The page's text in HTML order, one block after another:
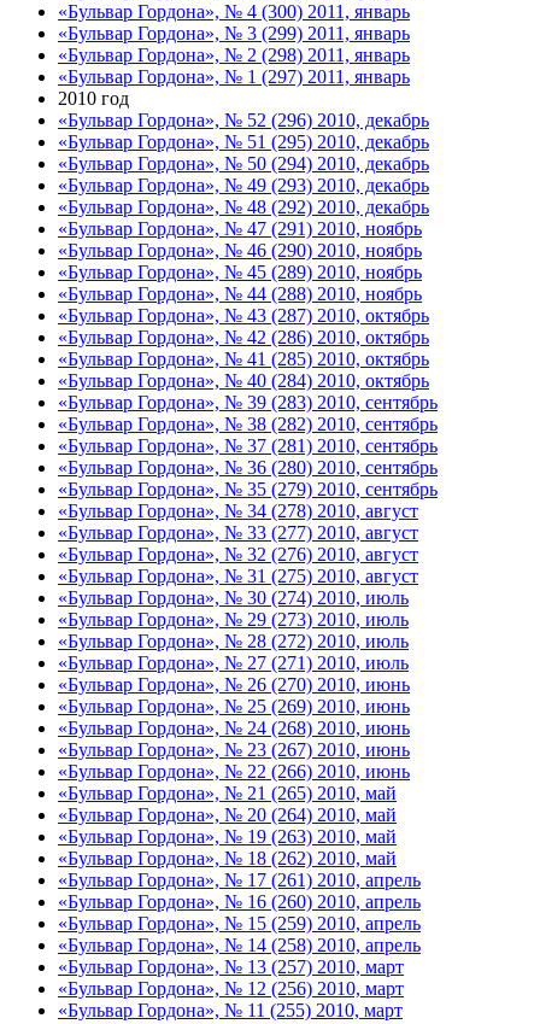
«Бульвар Гордона», № 4 (300) 2011, январь
«Бульвар Гордона», № 3 (299) 2011, январь
«Бульвар Гордона», № 2 (298) 2011, январь
«Бульвар Гордона», № 1 (297) 2011, январь
2010 год
«Бульвар Гордона», № 52 (296) 2010, декабрь
«Бульвар Гордона», № 51 (295) 2010, декабрь
«Бульвар Гордона», № 50 (294) 2010, декабрь
«Бульвар Гордона», № 49 (293) 2010, декабрь
«Бульвар Гордона», № 48 (292) 2010, декабрь
«Бульвар Гордона», № 47 (291) 2010, ноябрь
«Бульвар Гордона», № 46 (290) 2010, ноябрь
«Бульвар Гордона», № 45 (289) 2010, ноябрь
«Бульвар Гордона», № 44 (288) 2010, ноябрь
«Бульвар Гордона», № 43 (287) 2010, октябрь
«Бульвар Гордона», № 42 (286) 2010, октябрь
«Бульвар Гордона», № 41 (285) 2010, октябрь
«Бульвар Гордона», № 40 (284) 2010, октябрь
«Бульвар Гордона», № 39 (283) 2010, сентябрь
«Бульвар Гордона», № 38 (282) 2010, сентябрь
«Бульвар Гордона», № 37 (281) 2010, сентябрь
«Бульвар Гордона», № 36 (280) 2010, сентябрь
«Бульвар Гордона», № 35 (279) 2010, сентябрь
«Бульвар Гордона», № 34 (278) 2010, август
«Бульвар Гордона», № 33 (277) 2010, август
«Бульвар Гордона», № 32 (276) 2010, август
«Бульвар Гордона», № 31 (275) 2010, август
«Бульвар Гордона», № 30 (274) 2010, июль
«Бульвар Гордона», № 29 (273) 2010, июль
«Бульвар Гордона», № 28 (272) 2010, июль
«Бульвар Гордона», № 27 (271) 2010, июль
«Бульвар Гордона», № 26 (270) 2010, июнь
«Бульвар Гордона», № 25 (269) 2010, июнь
«Бульвар Гордона», № 24 (268) 2010, июнь
«Бульвар Гордона», № 23 (267) 2010, июнь
«Бульвар Гордона», № 22 (266) 2010, июнь
«Бульвар Гордона», № 21 (265) 2010, май
«Бульвар Гордона», № 20 (264) 2010, май
«Бульвар Гордона», № 19 (263) 2010, май
«Бульвар Гордона», № 18 (262) 2010, май
«Бульвар Гордона», № 17 (261) 2010, апрель
«Бульвар Гордона», № 16 (260) 2010, апрель
«Бульвар Гордона», № 15 (259) 2010, апрель
«Бульвар Гордона», № 14 (258) 2010, апрель
«Бульвар Гордона», № 13 (257) 2010, март
«Бульвар Гордона», № 12 (256) 2010, март
«Бульвар Гордона», № 11 (255) 2010, март